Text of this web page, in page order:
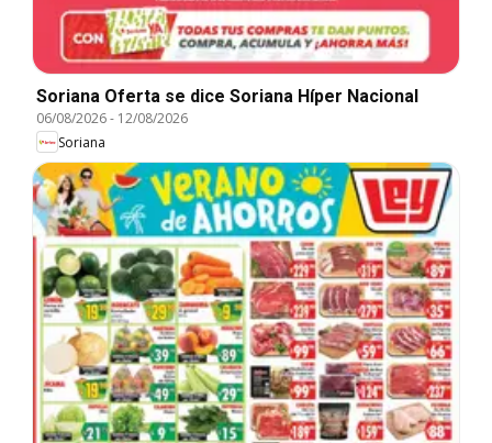
Soriana Oferta se dice Soriana Híper Nacional
06/08/2026- 12/08/2026
Soriana